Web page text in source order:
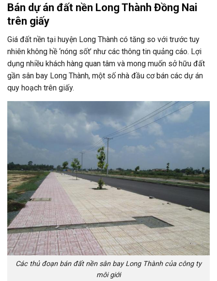
Bán dự án đất nền Long Thành Đồng Nai
trên giấy
Giá đất nền tại huyện Long Thành có tăng so với trước tuy
nhiên không hề ‘nóng sốt’ như các thông tin quảng cáo. Lợi
dụng nhiều khách hàng quan tâm và mong muốn sở hữu đất
gần sân bay Long Thành, một số nhà đầu cơ bán các dự án
quy hoạch trên giấy.
Các thủ đoạn bán đất nền sân bay Long Thành của công ty
môi giới